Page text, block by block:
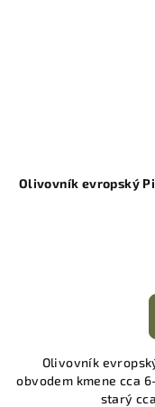
Olivovník evropský
Olivovník
obvodem kmene cca
starý